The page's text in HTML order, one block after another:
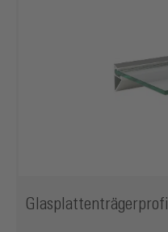
Glasplattenträgerprofil